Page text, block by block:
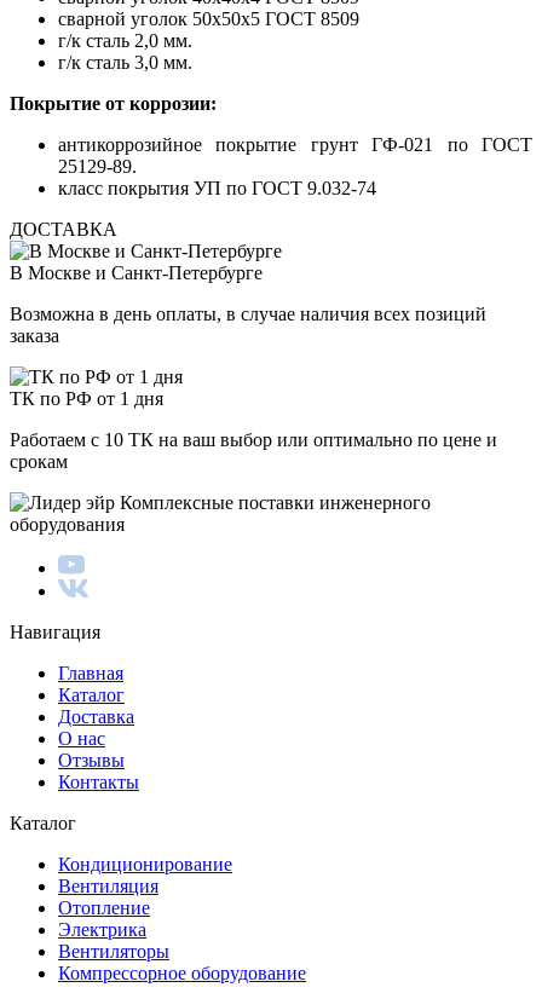
сварной уголок 50х50х5 ГОСТ 8509
г/к сталь 2,0 мм.
г/к сталь 3,0 мм.
Покрытие от коррозии:
антикоррозийное покрытие грунт ГФ-021 по ГОСТ
25129-89.
класс покрытия УП по ГОСТ 9.032-74
ДОСТАВКА
В Москве и Санкт-Петербурге
Возможна в день оплаты, в случае наличия всех позиций
заказа
ТК по РФ от 1 дня
Работаем с 10 ТК на ваш выбор или оптимально по цене и
срокам
Комплексные поставки инженерного
оборудования
Навигация
Главная
Каталог
Доставка
О нас
Отзывы
Контакты
Каталог
Кондиционирование
Вентиляция
Отопление
Электрика
Вентиляторы
Компрессорное оборудование